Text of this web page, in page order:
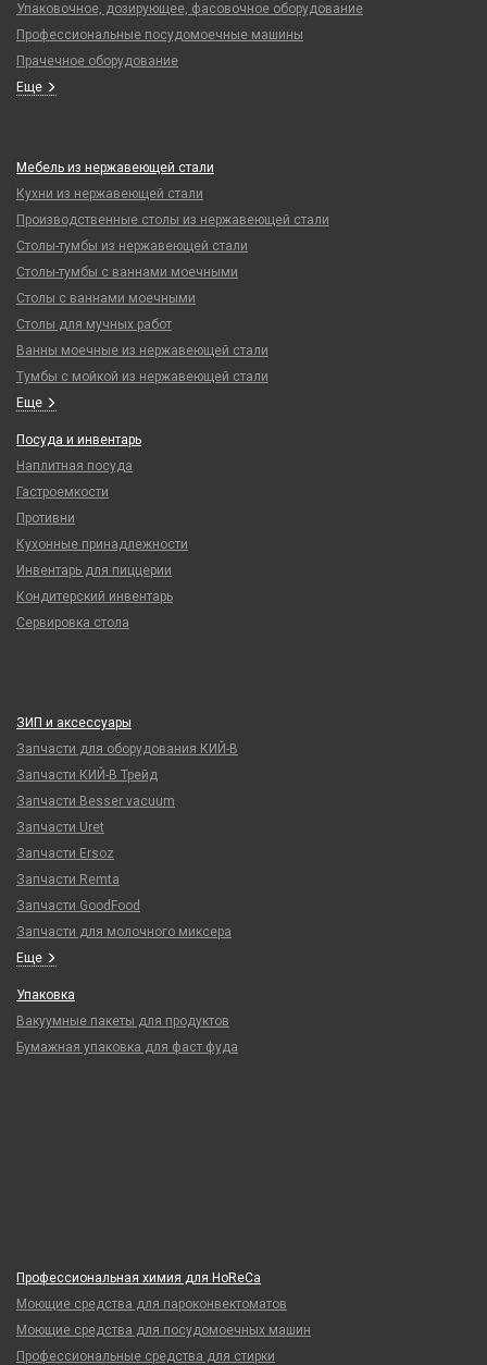
Упаковочное, дозирующее, фасовочное оборудование
Профессиональные посудомоечные машины
Прачечное оборудование
Еще
Мебель из нержавеющей стали
Кухни из нержавеющей стали
Производственные столы из нержавеющей стали
Столы-тумбы из нержавеющей стали
Столы-тумбы с ваннами моечными
Столы с ваннами моечными
Столы для мучных работ
Ванны моечные из нержавеющей стали
Тумбы с мойкой из нержавеющей стали
Еще
Посуда и инвентарь
Наплитная посуда
Гастроемкости
Противни
Кухонные принадлежности
Инвентарь для пиццерии
Кондитерский инвентарь
Сервировка стола
ЗИП и аксессуары
Запчасти для оборудования КИЙ-В
Запчасти КИЙ-В Трейд
Запчасти Besser vacuum
Запчасти Uret
Запчасти Ersoz
Запчасти Remta
Запчасти GoodFood
Запчасти для молочного миксера
Еще
Упаковка
Вакуумные пакеты для продуктов
Бумажная упаковка для фаст фуда
Профессиональная химия для HoReCa
Моющие средства для пароконвектоматов
Моющие средства для посудомоечных машин
Профессиональные средства для стирки